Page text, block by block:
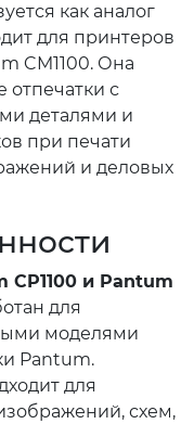
как аналог
для принтеров
CM1100. Она
отпечатки с
деталями и
при печати
и деловых
CP1100 и Pantum
для
моделями
Pantum.
для
схем,